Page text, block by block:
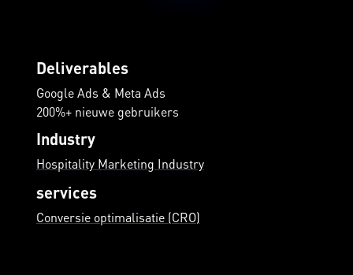
Deliverables
Google Ads & Meta Ads
200%+ nieuwe gebruikers
Industry
Hospitality Marketing Industry
services
Conversie optimalisatie (CRO)